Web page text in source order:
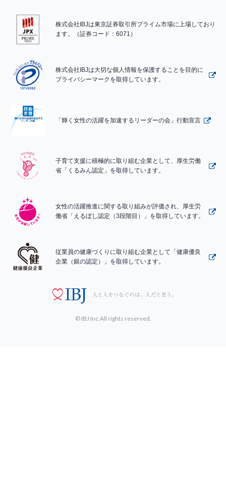
株式会社IBJは東京証券取引所プライム市場に上場しており
ます。（証券コード：6071）
株式会社IBJは大切な個人情報を保護することを目的に
プライバシーマークを取得しています。
「輝く女性の活躍を加速するリーダーの会」行動宣言
子育て支援に積極的に取り組む企業として、厚生労働
省「くるみん認定」を取得しています。
女性の活躍推進に関する取り組みが評価され、厚生労
働省「えるぼし認定（3段階目）」を取得しています。
従業員の健康づくりに取り組む企業として「健康優良
企業（銀の認定）」を取得しています。
© IBJ Inc.All rights reserved.